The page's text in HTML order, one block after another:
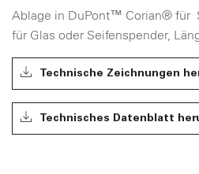
Ablage in DuPont™ Corian® für
für Glas oder Seifenspender,
Technische Zeichnungen
Technisches Datenblatt